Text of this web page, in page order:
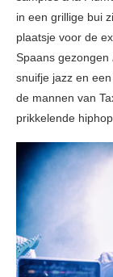
in een grillige bui
plaatsje voor de
Spaans gezongen
snuifje jazz en
de mannen van
prikkelende